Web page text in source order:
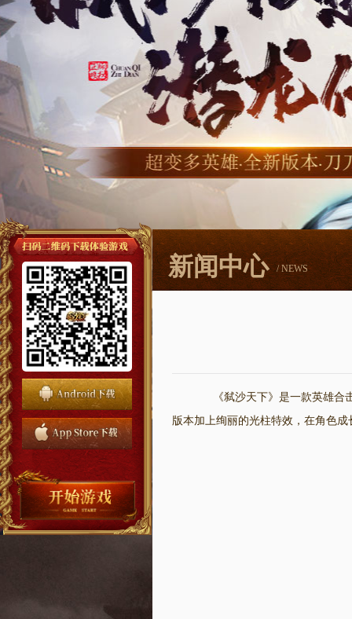
新闻中心 / NEWS
《弑沙天下》是一款英雄合击
版本加上绚丽的光柱特效，在角色